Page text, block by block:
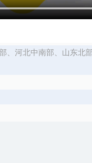
、河北中南部、山东北